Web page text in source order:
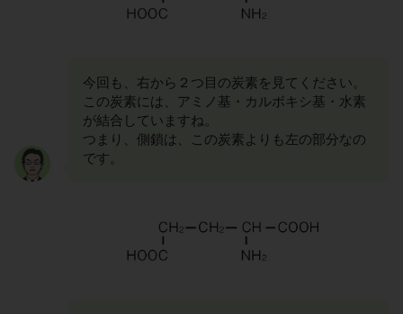
今回も、右から２つ目の炭素を見てください。
この炭素には、アミノ基・カルボキシ基・水素
が結合していますね。
つまり、側鎖は、この炭素よりも左の部分なの
です。